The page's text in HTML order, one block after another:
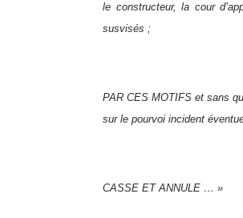
le constructeur, la cour
susvisés ;
PAR CES MOTIFS et sans
sur le pourvoi incident
CASSE ET ANNULE … »